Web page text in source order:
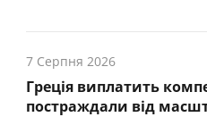
7 Серпня 2026
Греція виплатить
постраждали від